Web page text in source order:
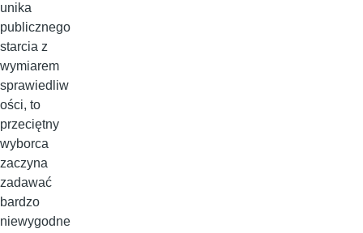
unika
publicznego
starcia z
wymiarem
sprawiedliw
ości, to
przeciętny
wyborca
zaczyna
zadawać
bardzo
niewygodne